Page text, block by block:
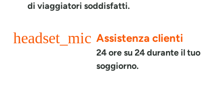
di viaggiatori soddisfatti.
headset_mic Assistenza clienti
24 ore su 24 durante il tuo
soggiorno.